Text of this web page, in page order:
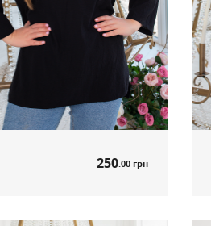
250.00 грн
туніка чорний артикул 564